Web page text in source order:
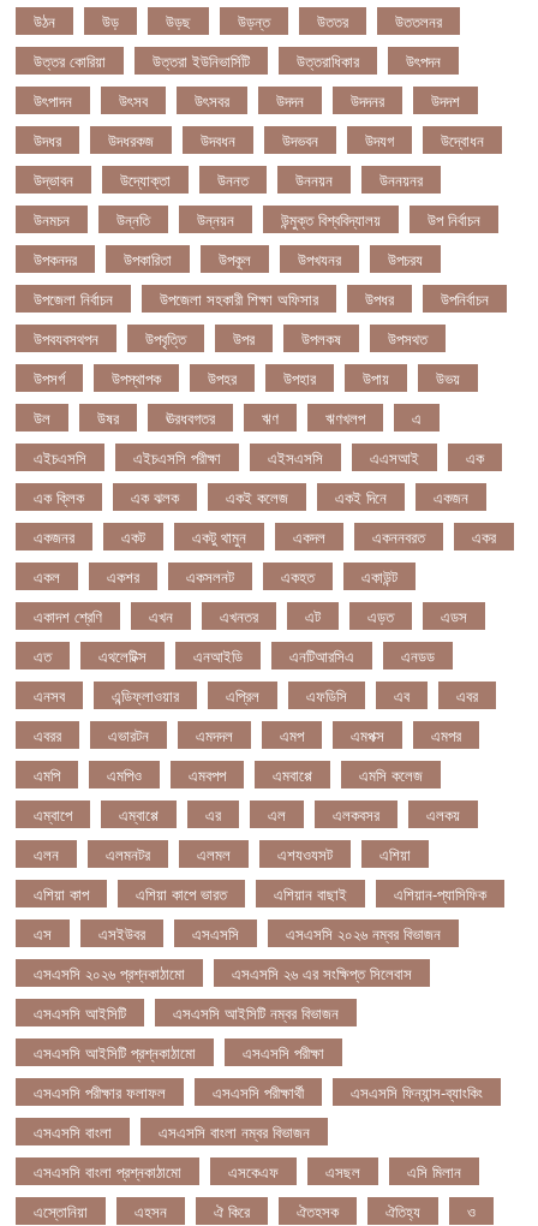
উঠন উড় উড়ছ উড়ন্ত উততর
উততলনর
উত্তর কোরিয়া
উত্তরা ইউনিভার্সিটি উত্তরাধিকার
উৎপদন
উৎপাদন
উৎসব উৎসবর উদদন উদদনর
উদদশ
উদধর
উদধরকজ উদবধন উদভবন উদযগ
উদ্বোধন
উদ্ভাবন
উদ্যোক্তা উননত উননয়ন
উননয়নর
উনমচন
উন্নতি উন্নয়ন উন্মুক্ত বিশ্ববিদ্যালয়
উপ নির্বাচন
উপকনদর
উপকারিতা উপকূল উপখযনর
উপচরয
উপজেলা নির্বাচন
উপজেলা সহকারী শিক্ষা অফিসার উপধর
উপনির্বাচন
উপবযবসথপন
উপবৃত্তি উপর উপলকষ
উপসথত
উপসর্গ
উপস্থাপক উপহর উপহার উপায়
উভয়
উল
উষর ঊরধবগতর ঋণ ঋণখলপ
এ
এইচএসসি
এইচএসসি পরীক্ষা এইসএসসি এএসআই
এক
এক ক্লিক
এক ঝলক একই কলেজ একই দিনে
একজন
একজনর
একট একটু থামুন একদল একননবরত
একর
একল
একশর একসলনট একহত
একাউন্ট
একাদশ শ্রেণি
এখন এখনতর এট এড়ত
এডস
এত
এথলেটিক্স এনআইডি এনটিআরসিএ
এনডড
এনসব
এন্ডিফ্লাওয়ার এপ্রিল এফডিসি এব
এবর
এবরর
এভারটন এমদদল এমপ এমপক্স
এমপর
এমপি
এমপিও এমবপপ এমবাপ্পে
এমসি কলেজ
এম্বাপে
এম্বাপ্পে এর এল এলকবসর
এলকয়
এলন
এলমনটর এলমল এশযওযসট
এশিয়া
এশিয়া কাপ
এশিয়া কাপে ভারত এশিয়ান বাছাই
এশিয়ান-প্যাসিফিক
এস
এসইউবর এসএসসি
এসএসসি ২০২৬ নম্বর বিভাজন
এসএসসি ২০২৬ প্রশ্নকাঠামো
এসএসসি ২৬ এর সংক্ষিপ্ত সিলেবাস
এসএসসি আইসিটি
এসএসসি আইসিটি নম্বর বিভাজন
এসএসসি আইসিটি প্রশ্নকাঠামো
এসএসসি পরীক্ষা
এসএসসি পরীক্ষার ফলাফল
এসএসসি পরীক্ষার্থী
এসএসসি ফিন্যান্স-ব্যাংকিং
এসএসসি বাংলা
এসএসসি বাংলা নম্বর বিভাজন
এসএসসি বাংলা প্রশ্নকাঠামো
এসকেএফ এসছল
এসি মিলান
এস্তোনিয়া
এহসন ঐ কিরে ঐতহসক ঐতিহ্য
ও